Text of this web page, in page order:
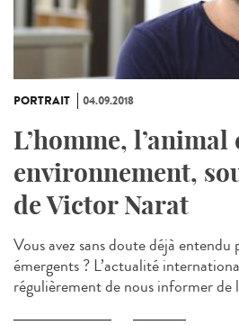
PORTRAIT 04.09.2018
L’homme, l’animal
environnement,
de Victor Narat
Vous avez sans doute déjà entendu
émergents ? L’actualité
régulièrement de nous informer de